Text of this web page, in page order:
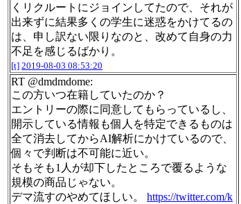
くリクルートにジョインしてたので、それが
出来ずに結果多くの学生に迷惑をかけてるの
は、申し訳ない限りなのと、改めて自身の力
不足を感じるばかり。
[t] 2019-08-03 08:53:20
RT @dmdmdome:
この方いつ在籍していたのか？
エントリーの際に同意してもらっているし、
開示している情報も個人を特定できるものは
全て消去してからAI解析にかけているので、
個々で判断は不可能に近い。
そもそも1人が却下したところで覆るような
規模の商品じゃない。
デマ流すのやめてほしい。 https://twitter.com/k